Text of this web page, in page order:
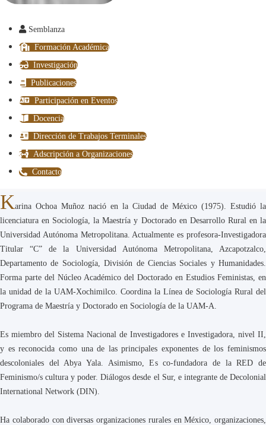
Semblanza
Formación Académica
Investigación
Publicaciones
Participación en Eventos
Docencia
Dirección de Trabajos Terminales
Adscripción a Organizaciones
Contacto
Karina Ochoa Muñoz nació en la Ciudad de México (1975). Estudió la
licenciatura en Sociología, la Maestría y Doctorado en Desarrollo Rural en la
Universidad Autónoma Metropolitana. Actualmente es profesora-Investigadora
Titular “C” de la Universidad Autónoma Metropolitana, Azcapotzalco,
Departamento de Sociología, División de Ciencias Sociales y Humanidades.
Forma parte del Núcleo Académico del Doctorado en Estudios Feministas, en
la unidad de la UAM-Xochimilco. Coordina la Línea de Sociología Rural del
Programa de Maestría y Doctorado en Sociología de la UAM-A.
Es miembro del Sistema Nacional de Investigadores e Investigadora, nivel II,
y es reconocida como una de las principales exponentes de los feminismos
descoloniales del Abya Yala. Asimismo, Es co-fundadora de la RED de
Feminismo/s cultura y poder. Diálogos desde el Sur, e integrante de Decolonial
International Network (DIN).
Ha colaborado con diversas organizaciones rurales en México, organizaciones,